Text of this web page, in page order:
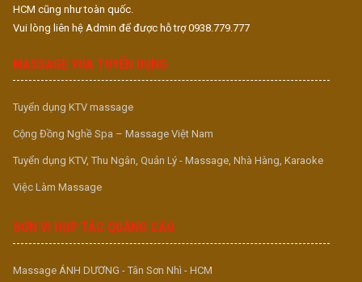
HCM cũng như toàn quốc.
Vui lòng liên hệ Admin để được hỗ trợ 0938.779.777
MASSAGE VUA TUYỂN DỤNG
Tuyển dụng KTV massage
Cộng Đồng Nghề Spa – Massage Việt Nam
Tuyển dụng KTV, Thu Ngân, Quản Lý - Massage, Nhà Hàng, Karaoke
Việc Làm Massage
ĐƠN VỊ HỢP TÁC QUẢNG CÁO
Massage ÁNH DƯƠNG - Tân Sơn Nhì - HCM